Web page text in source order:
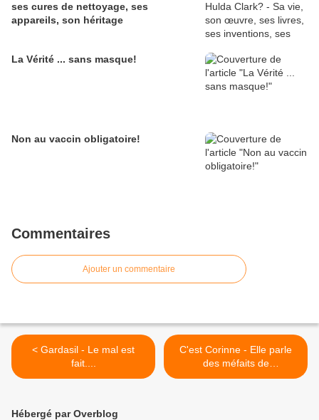
ses cures de nettoyage, ses
appareils, son héritage
La Vérité ... sans masque!
Non au vaccin obligatoire!
Commentaires
Ajouter un commentaire
< Gardasil - Le mal est
fait....
C'est Corinne - Elle parle
des méfaits de
l'aspartame... >
Hébergé par Overblog